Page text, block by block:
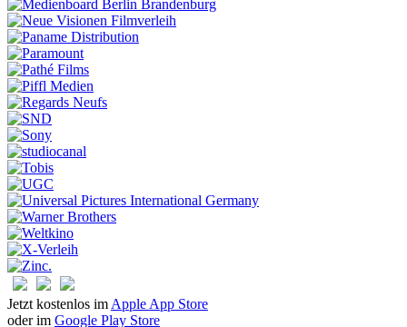
Jetzt kostenlos im Apple App Store
oder im Google Play Store